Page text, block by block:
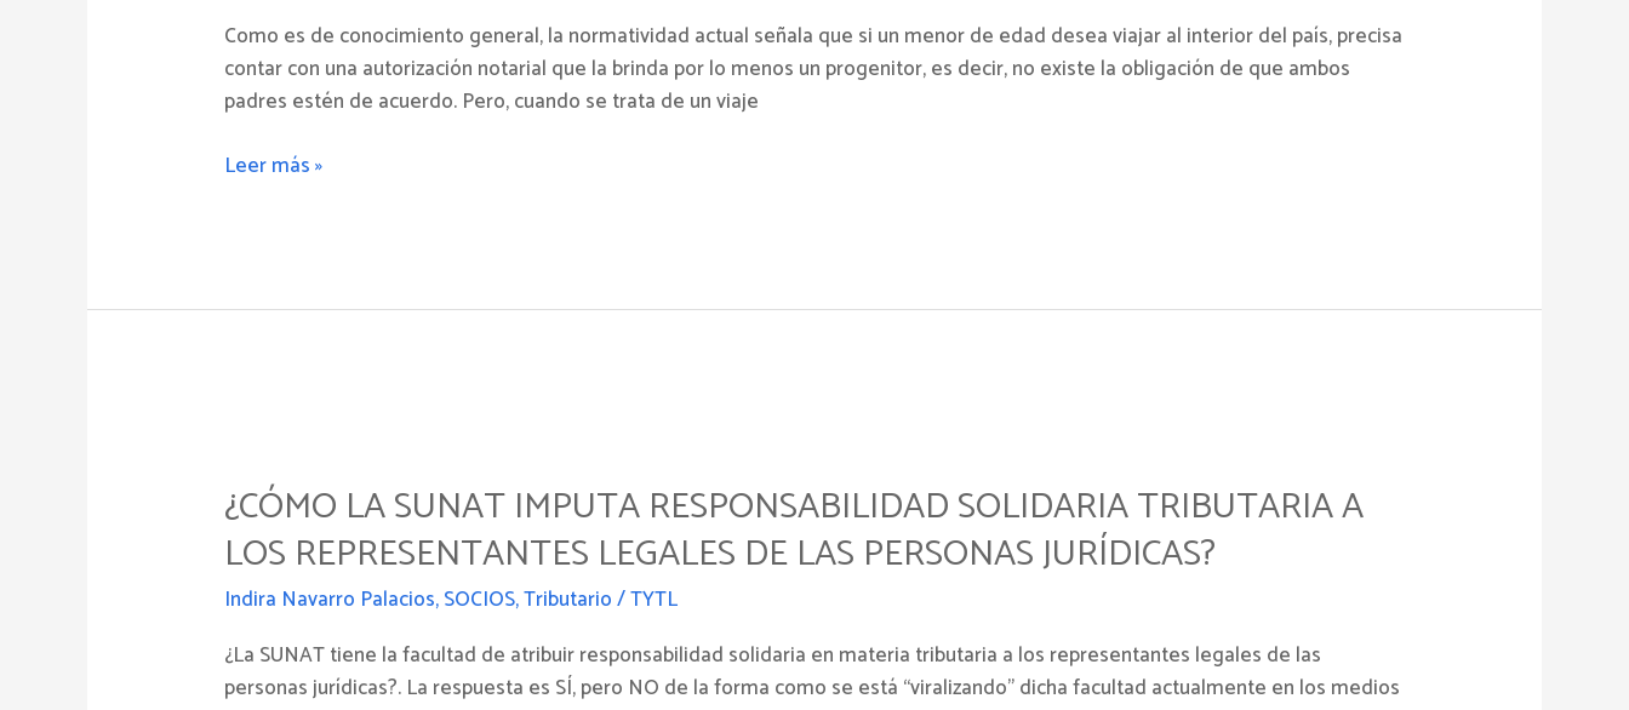
Como es de conocimiento general, la normatividad actual señala que si un menor de edad desea viajar al interior del país, precisa
contar con una autorización notarial que la brinda por lo menos un progenitor, es decir, no existe la obligación de que ambos
padres estén de acuerdo. Pero, cuando se trata de un viaje
de
la
autorización
de
Leer más »
¿CÓMO LA SUNAT IMPUTA RESPONSABILIDAD SOLIDARIA TRIBUTARIA A
LOS REPRESENTANTES LEGALES DE LAS PERSONAS JURÍDICAS?
Indira Navarro Palacios,SOCIOS,Tributario/TYTL
¿La SUNAT tiene la facultad de atribuir responsabilidad solidaria en materia tributaria a los representantes legales de las
personas jurídicas?. La respuesta es SÍ, pero NO de la forma como se está “viralizando” dicha facultad actualmente en los medios
SUNAT
IMPUTA
RESPONSABILIDAD
SOLIDARIA
A
LOS